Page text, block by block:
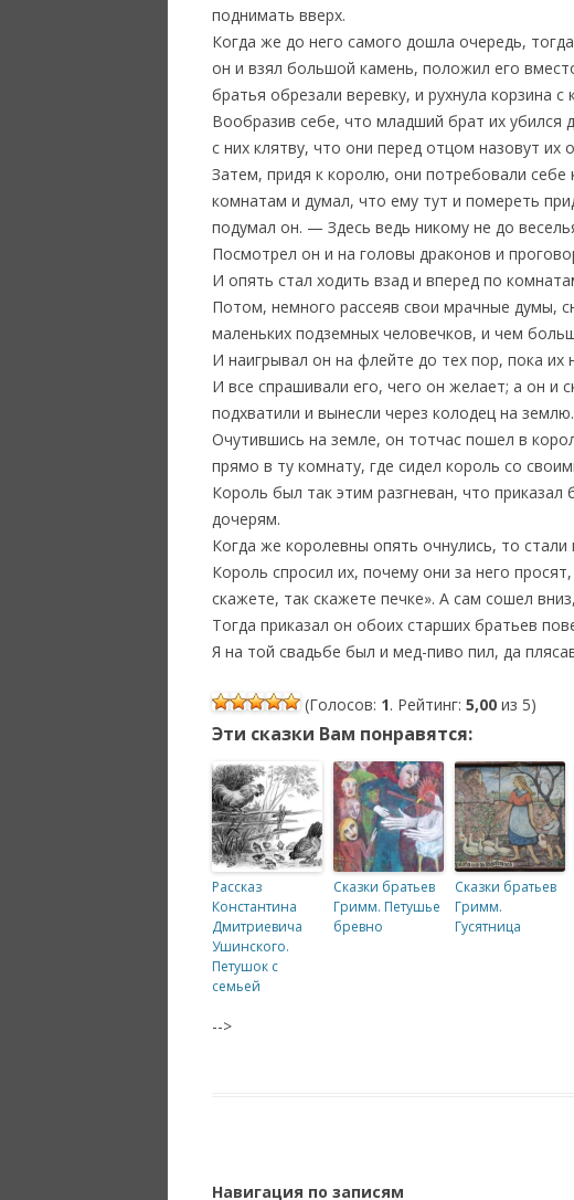
поднимать вверх.
Когда же до него самого дошла очередь,
он и взял большой камень, положил его
братья обрезали веревку, и рухнула корзина с
Вообразив себе, что младший брат их убился
с них клятву, что они перед отцом назовут их
Затем, придя к королю, они потребовали
комнатам и думал, что ему тут и помереть
подумал он. — Здесь ведь никому не до
Посмотрел он и на головы драконов и
И опять стал ходить взад и вперед по
Потом, немного рассеяв свои мрачные думы,
маленьких подземных человечков, и чем
И наигрывал он на флейте до тех пор, пока их
И все спрашивали его, чего он желает; а он и
подхватили и вынесли через колодец на землю.
Очутившись на земле, он тотчас пошел в
прямо в ту комнату, где сидел король со
Король был так этим разгневан, что
дочерям.
Когда же королевны опять очнулись, то
Король спросил их, почему они за него
скажете, так скажете печке». А сам сошел
Тогда приказал он обоих старших братьев
Я на той свадьбе был и мед-пиво пил, да
(Голосов: 1. Рейтинг: 5,00 из 5)
Эти сказки Вам понравятся:
Рассказ
Константина
Дмитриевича
Ушинского.
Петушок с
семьей
Сказки братьев
Гримм. Петушье
бревно
Сказки братьев
Гримм.
Гусятница
-->
Навигация по записям